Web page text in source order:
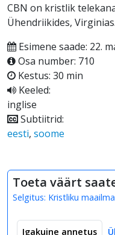
CBN on kristlik
Ühendriikides, Virginias.
Esimene saade: 22.
Osa number: 710
Kestus: 30 min
Keeled:
inglise
Subtiitrid:
eesti, soome
Toeta väärt
Selgitus: Kristliku
Igakuine annetus